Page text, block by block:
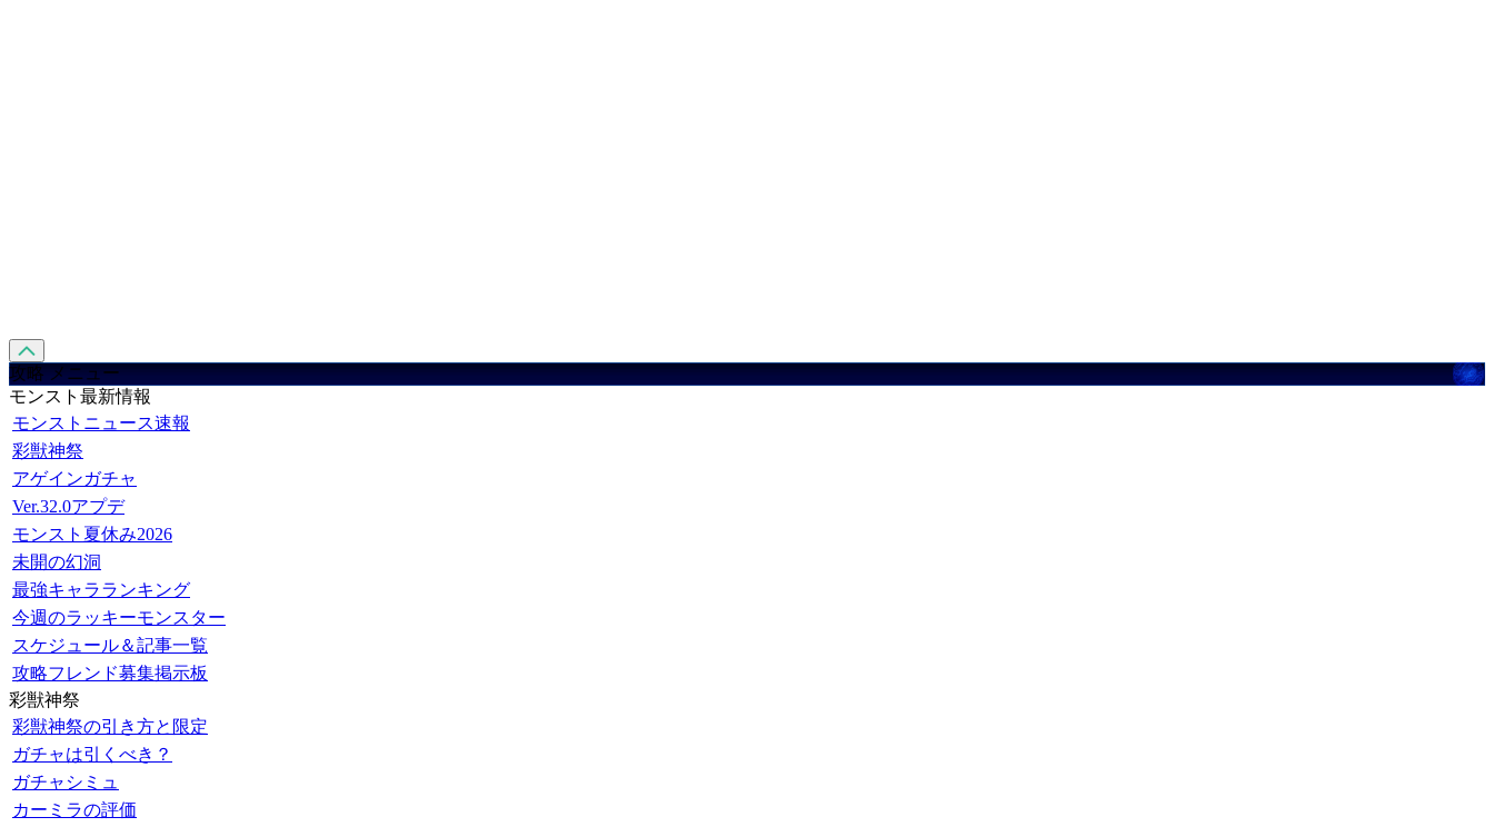
攻略 メニュー
モンスト最新情報
モンストニュース速報
彩獣神祭
アゲインガチャ
Ver.32.0アプデ
モンスト夏休み2026
未開の幻洞
最強キャラランキング
今週のラッキーモンスター
スケジュール＆記事一覧
攻略フレンド募集掲示板
彩獣神祭
彩獣神祭の引き方と限定
ガチャは引くべき？
ガチャシミュ
カーミラの評価